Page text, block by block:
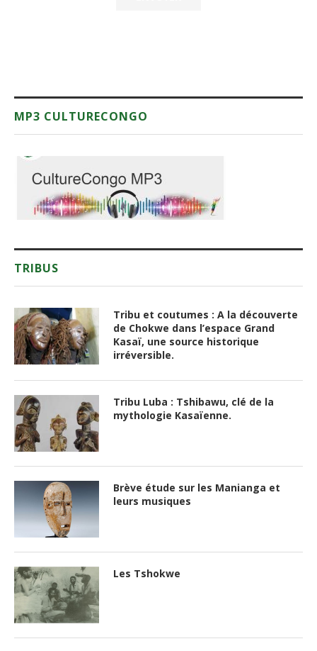
MP3 CULTURECONGO
TRIBUS
Tribu et coutumes : A la découverte
de Chokwe dans l’espace Grand
Kasaï, une source historique
irréversible.
Tribu Luba : Tshibawu, clé de la
mythologie Kasaïenne.
Brève étude sur les Manianga et
leurs musiques
Les Tshokwe